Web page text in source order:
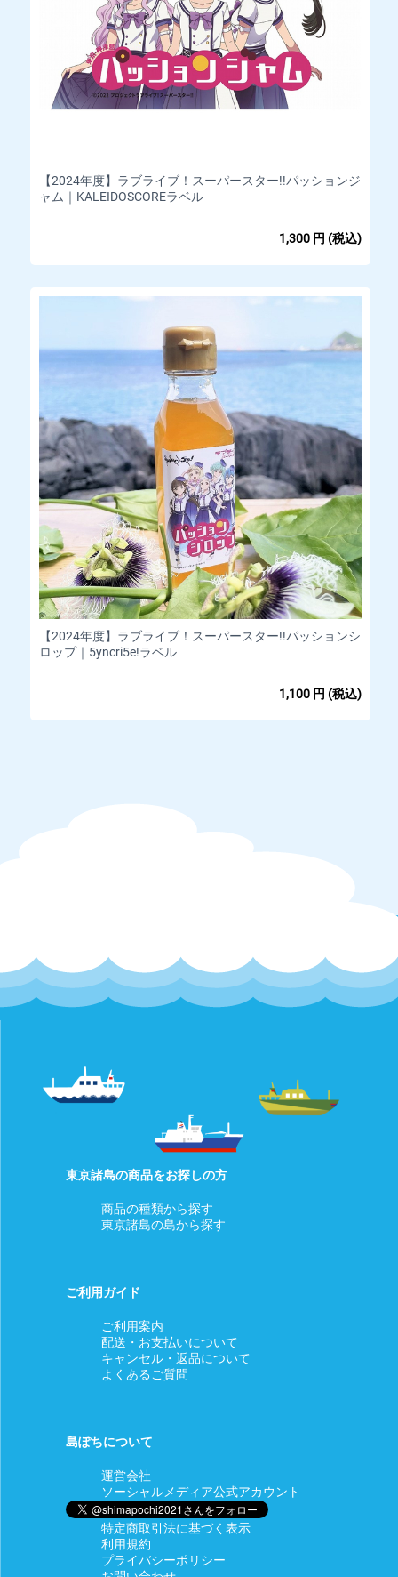
【2024年度】ラブライブ！スーパースター!!パッションジ
ャム｜KALEIDOSCOREラベル
1,300 円 (税込)
【2024年度】ラブライブ！スーパースター!!パッションシ
ロップ｜5yncri5e!ラベル
1,100 円 (税込)
東京諸島の商品をお探しの方
商品の種類から探す
東京諸島の島から探す
ご利用ガイド
ご利用案内
配送・お支払いについて
キャンセル・返品について
よくあるご質問
島ぽちについて
運営会社
ソーシャルメディア公式アカウント
特定商取引法に基づく表示
利用規約
プライバシーポリシー